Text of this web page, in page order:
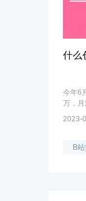
什么
今年6
万，
96分
2023-
B